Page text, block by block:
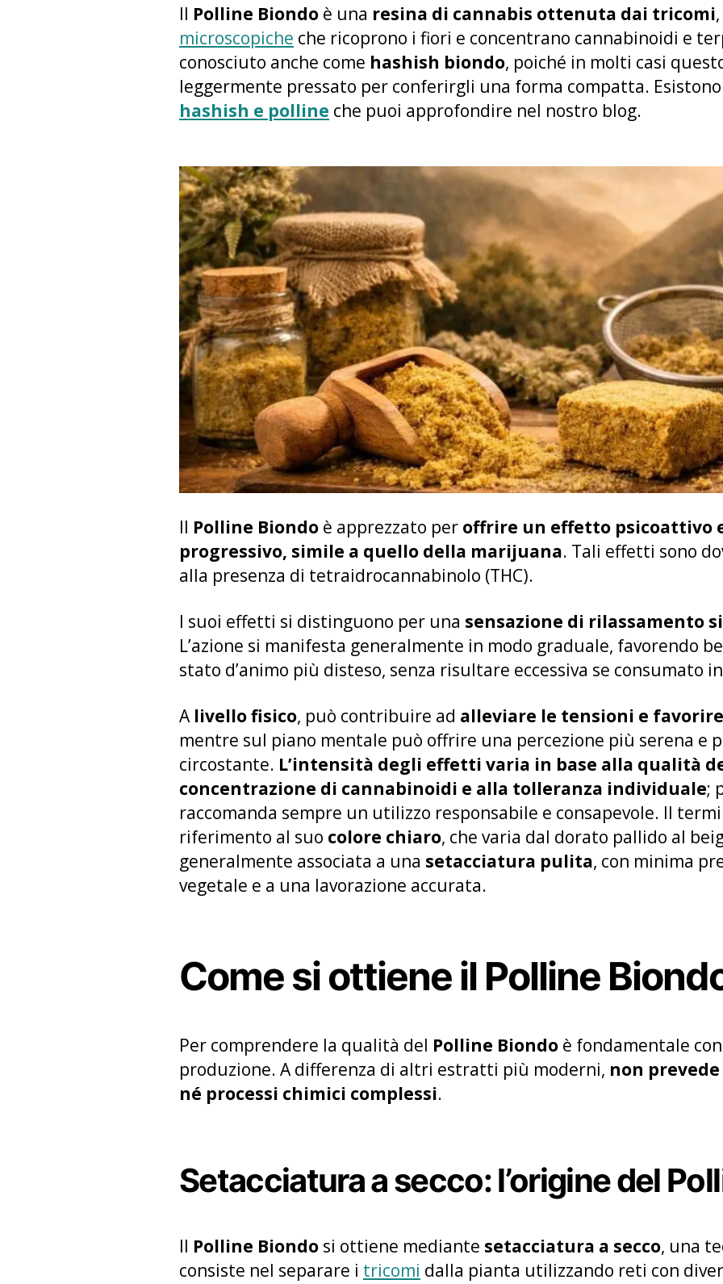
Il Polline Biondo è una resina di cannabis ottenuta dai tricomi
microscopiche che ricoprono i fiori e concentrano cannabinoidi e
conosciuto anche come hashish biondo, poiché in molti casi
leggermente pressato per conferirgli una forma compatta.
hashish e polline che puoi approfondire nel nostro blog.
Il Polline Biondo è apprezzato per offrire un effetto psicoattivo
progressivo, simile a quello della marijuana. Tali effetti sono
alla presenza di tetraidrocannabinolo (THC).
I suoi effetti si distinguono per una sensazione di rilassamento
L’azione si manifesta generalmente in modo graduale, favorendo
stato d’animo più disteso, senza risultare eccessiva se consumato
A livello fisico, può contribuire ad alleviare le tensioni e
mentre sul piano mentale può offrire una percezione più serena e
circostante. L’intensità degli effetti varia in base alla qualità
concentrazione di cannabinoidi e alla tolleranza individuale;
raccomanda sempre un utilizzo responsabile e consapevole. Il
riferimento al suo colore chiaro, che varia dal dorato pallido al
generalmente associata a una setacciatura pulita, con minima
vegetale e a una lavorazione accurata.
Come si ottiene il Polline
Per comprendere la qualità del Polline Biondo è fondamentale
produzione. A differenza di altri estratti più moderni, non
né processi chimici complessi.
Setacciatura a secco: l’origine del
Il Polline Biondo si ottiene mediante setacciatura a secco, una
consiste nel separare i tricomi dalla pianta utilizzando reti con